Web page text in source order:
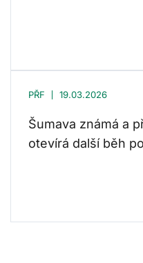
PŘF 19.03.2026
Šumava známá a
otevírá další běh